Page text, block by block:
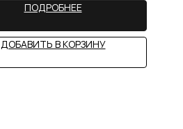
ПОДРОБНЕЕ
ДОБАВИТЬ В КОРЗИНУ